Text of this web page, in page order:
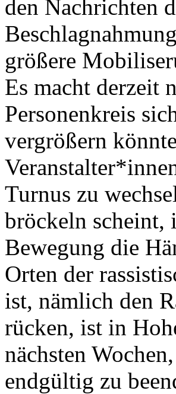
den Nachrichten
größere
Es macht derzeit
Personenkreis
vergrößern
Turnus zu
bröckeln scheint,
Bewegung die
Orten der
ist, nämlich den
rücken, ist in
nächsten
endgültig zu